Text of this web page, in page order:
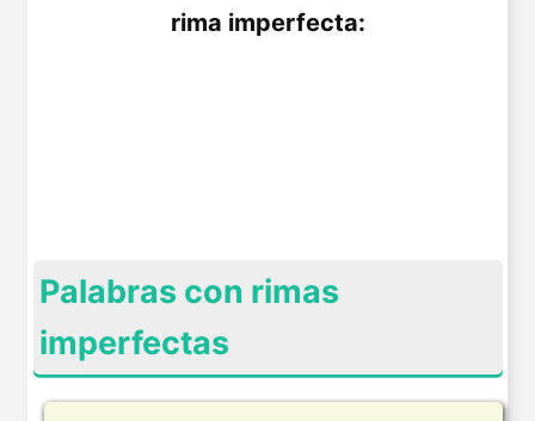
rima imperfecta:
Palabras con rimas
imperfectas